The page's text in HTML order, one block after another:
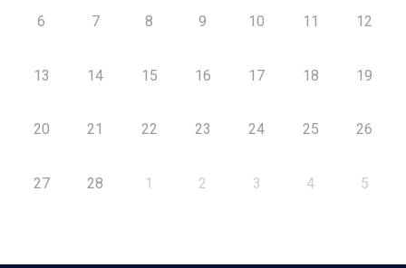
6 7 8 9 10 11 12
13 14 15 16 17 18 19
20 21 22 23 24 25 26
27 28 1 2 3 4 5